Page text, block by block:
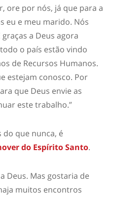
ore por nós, já que para a
eu e meu marido. Nós
a Deus agora
o país estão vindo
de Recursos Humanos.
estejam conosco. Por
que Deus envie as
este trabalho.”
do que nunca, é
do Espírito Santo.
Deus. Mas gostaria de
muitos encontros